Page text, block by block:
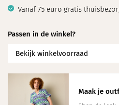
Vanaf 75 euro gratis
Passen in de winkel?
Bekijk winkelvoorraad
Maak je